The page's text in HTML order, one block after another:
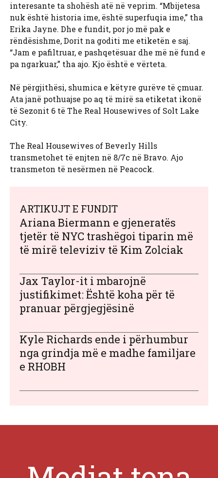
interesante ta shohësh atë në veprim. “Mbijetesa
nuk është historia ime, është superfuqia ime,” tha
Erika Jayne. Dhe e fundit, por jo më pak e
rëndësishme, Dorit na goditi me etiketën e saj.
“Jam e pafiltruar, e pashqetësuar dhe më në fund e
pa ngarkuar,” tha ajo. Kjo është e vërteta.
Në përgjithësi, shumica e këtyre gurëve të çmuar.
Ata janë pothuajse po aq të mirë sa etiketat ikonë
të Sezonit 6 të The Real Housewives of Solt Lake
City.
The Real Housewives of Beverly Hills
transmetohet të enjten në 8/7c në Bravo. Ajo
transmeton të nesërmen në Peacock.
ARTIKUJT E FUNDIT
Ariana Biermann e gjeneratës
tjetër të NYC trashëgoi tiparin më
të mirë televiziv të Kim Zolciak
Jax Taylor-it i mbarojnë
justifikimet: Është koha për të
pranuar përgjegjësinë
Kyle Richards ende i përhumbur
nga grindja më e madhe familjare
e RHOBH